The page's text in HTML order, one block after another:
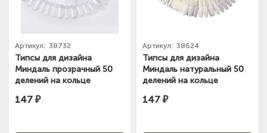
Артикул: 38732
Типсы для дизайна
Миндаль прозрачный 50
делений на кольце
147 ₽
Артикул: 38624
Типсы для дизайна
Миндаль натуральный 50
делений на кольце
147 ₽